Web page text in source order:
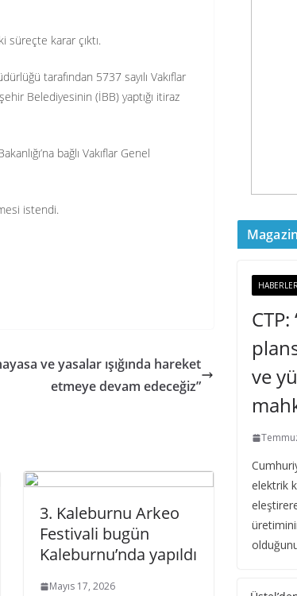
süreçte karar çıktı.
tarafından 5737 sayılı Vakıflar
Belediyesinin (İBB) yaptığı itiraz
bağlı Vakıflar Genel
istendi.
ve yasalar ışığında hareket
etmeye devam edeceğiz”
3. Kaleburnu Arkeo
Festivali bugün
Kaleburnu’nda yapıldı
Mayıs 17, 2026
Magazin
ve
elektrik